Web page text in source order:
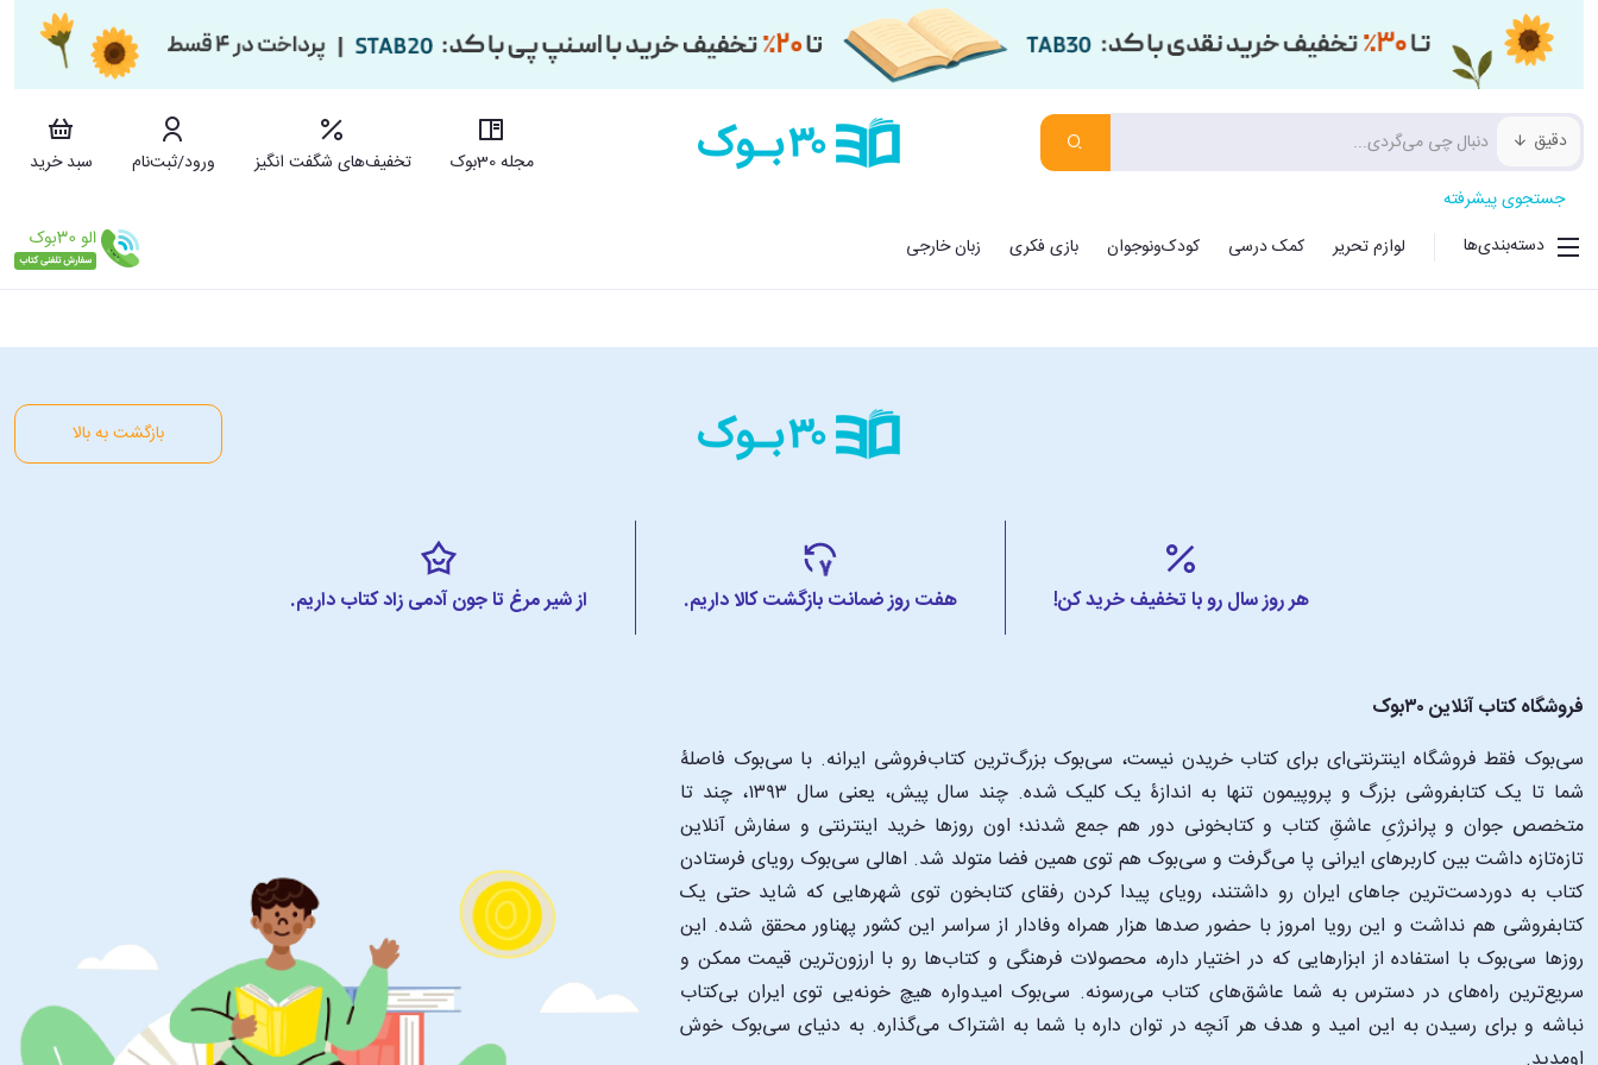
دقیق
مجله 30بوک تخفیف‌های شگفت انگیز ورود/ثبت‌نام
سبد خرید
جستجوی پیشرفته
دسته‌بندی‌ها
لوازم تحریر کمک درسی کودک‌ونوجوان بازی فکری زبان خارجی
بازگشت به بالا
هر روز سال رو با تخفیف خرید کن! هفت روز ضمانت بازگشت کالا داریم. از شیر مرغ تا جون آدمی زاد کتاب داریم.
فروشگاه کتاب آنلاین ۳۰بوک
سی‌بوک فقط فروشگاه اینترنتی‌ای برای کتاب خریدن نیست، سی‌بوک بزرگ‌ترین کتاب‌فروشی ایرانه. با سی‌بوک فاصلۀ
شما تا یک کتابفروشی بزرگ و پروپیمون تنها به اندازۀ یک کلیک شده. چند سال پیش، یعنی سال ۱۳۹۳، چند تا
متخصص جوان و پرانرژیِ عاشقِ کتاب و کتابخونی دور هم جمع شدند؛ اون‌ روزها خرید اینترنتی و سفارش آنلاین
تازه‌تازه داشت بین کاربرهای ایرانی پا می‌گرفت و سی‌بوک هم توی همین فضا متولد شد. اهالی سی‌بوک رویای فرستادن
کتاب به دوردست‌ترین جاهای ایران رو داشتند، رویای پیدا کردن رفقای کتابخون توی شهرهایی که شاید حتی یک
کتابفروشی هم نداشت و این رویا امروز با حضور صدها هزار همراه وفادار از سراسر این کشور پهناور محقق شده. این
‌روزها سی‌بوک با استفاده از ابزارهایی که در اختیار داره، محصولات فرهنگی و کتاب‌ها رو با ارزون‌ترین قیمت ممکن و
سریع‌ترین راه‌های در دسترس به شما عاشق‌های کتاب می‌رسونه. سی‌بوک امیدواره هیچ خونه‌یی توی ایران بی‌کتاب
نباشه و برای رسیدن به این امید و هدف هر آنچه در توان داره با شما به اشتراک می‌گذاره. به دنیای سی‌بوک خوش